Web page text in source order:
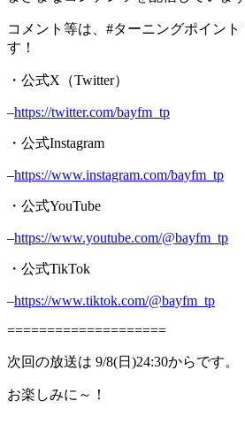
コメント等は、#ターニングポイント
す！
・公式X（Twitter）
–https://twitter.com/bayfm_tp
・公式Instagram
–https://www.instagram.com/bayfm_tp
・公式YouTube
–https://www.youtube.com/@bayfm_tp
・公式TikTok
–https://www.tiktok.com/@bayfm_tp
====================
次回の放送は 9/8(日)24:30からです。
お楽しみに～！